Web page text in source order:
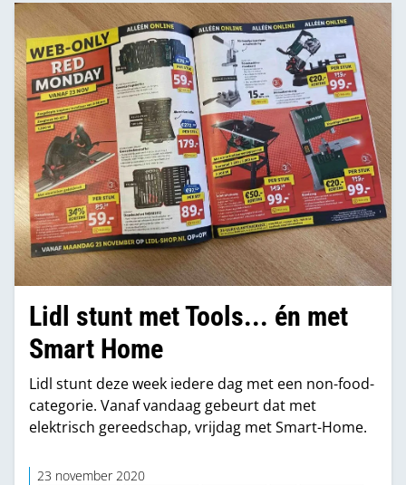
Lidl stunt met Tools... én met
Smart Home
Lidl stunt deze week iedere dag met een non-food-
categorie. Vanaf vandaag gebeurt dat met
elektrisch gereedschap, vrijdag met Smart-Home.
23 november 2020